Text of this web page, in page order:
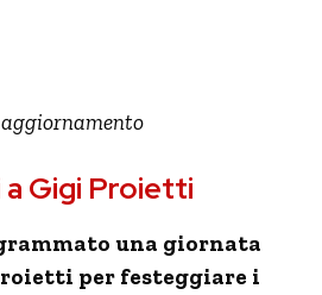
a Gigi Proietti
una giornata
per festeggiare i